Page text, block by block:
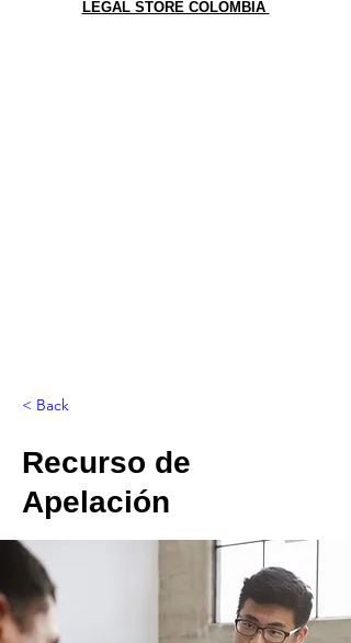
LEGAL STORE COLOMBIA
< Back
Recurso de
Apelación